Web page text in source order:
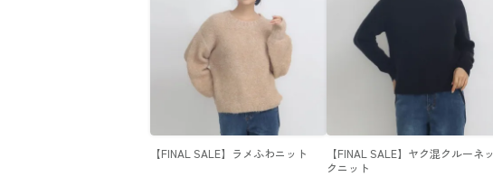
【FINAL SALE】ラメふわニット
【FINAL SALE】ヤク混クルーネッ
クニット